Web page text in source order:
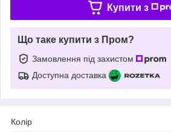
Купити з
Що таке купити з Пром?
Замовлення під захистом
Доступна доставка
Колір